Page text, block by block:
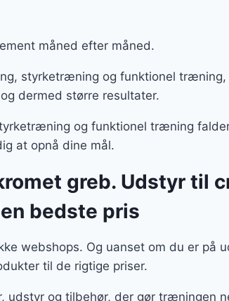
måned efter måned.
styrketræning og funktionel
dermed større resultater.
og funktionel træning
at opnå dine mål.
greb. Udstyr til
bedste pris
webshops. Og uanset om du er på
til de rigtige priser.
udstyr og tilbehør, der gør træningen